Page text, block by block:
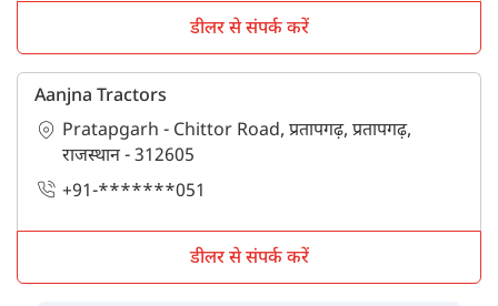
डीलर से संपर्क करें
Aanjna Tractors
Pratapgarh - Chittor Road, प्रतापगढ़, प्रतापगढ़,
राजस्थान - 312605
+91-*******051
डीलर से संपर्क करें